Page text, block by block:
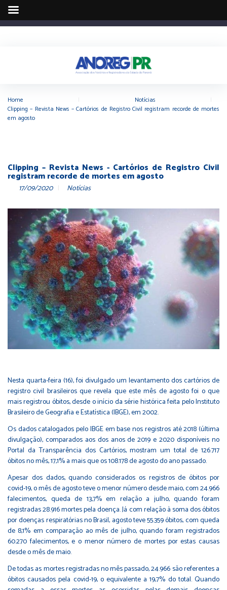
Home Notícias
Clipping – Revista News – Cartórios de Registro Civil registram recorde de mortes
em agosto
Clipping – Revista News - Cartórios de Registro Civil
registram recorde de mortes em agosto
17/09/2020 Notícias
Nesta quarta-feira (16), foi divulgado um levantamento dos cartórios de
registro civil brasileiros que revela que este mês de agosto foi o que
mais registrou óbitos, desde o início da série histórica feita pelo Instituto
Brasileiro de Geografia e Estatística (IBGE), em 2002.
Os dados catalogados pelo IBGE em base nos registros até 2018 (última
divulgação), comparados aos dos anos de 2019 e 2020 disponíveis no
Portal da Transparência dos Cartórios, mostram um total de 126.717
óbitos no mês, 17,1% a mais que os 108.178 de agosto do ano passado.
Apesar dos dados, quando considerados os registros de óbitos por
covid-19, o mês de agosto teve o menor número desde maio, com 24.966
falecimentos, queda de 13,7% em relação a julho, quando foram
registradas 28.916 mortes pela doença. Já com relação à soma dos óbitos
por doenças respiratórias no Brasil, agosto teve 55.359 óbitos, com queda
de 8,1% em comparação ao mês de julho, quando foram registrados
60.270 falecimentos, e o menor número de mortes por estas causas
desde o mês de maio.
De todas as mortes registradas no mês passado, 24.966 são referentes a
óbitos causados pela covid-19, o equivalente a 19,7% do total. Quando